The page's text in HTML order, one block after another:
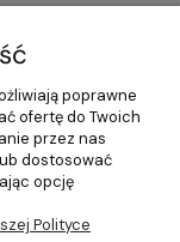
Informacje
i dostawa
Pomoc
Moje konto
poprawne
ofertę do Twoich
przez nas
dostosować
opcję
Polityce